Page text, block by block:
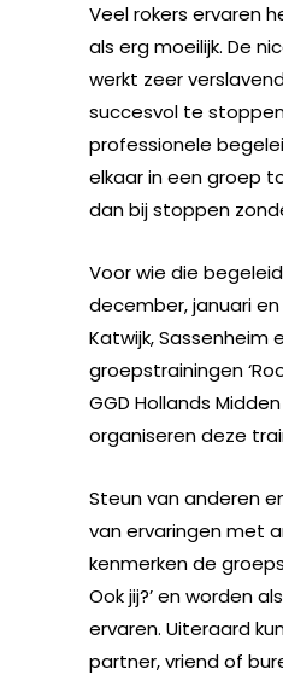
Veel rokers ervaren
als erg moeilijk. De
werkt zeer
succesvol te
professionele
elkaar in een groep
dan bij stoppen
Voor wie die
december, januari
Katwijk, Sassenheim
groepstrainingen
GGD Hollands
organiseren deze
Steun van anderen
van ervaringen met
kenmerken de
Ook jij?’ en worden
ervaren. Uiteraard
partner, vriend of